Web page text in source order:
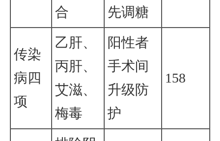
合
先调糖
传染
病四
项
乙肝、
丙肝、
艾滋、
梅毒
阳性者
手术间
升级防
护
158